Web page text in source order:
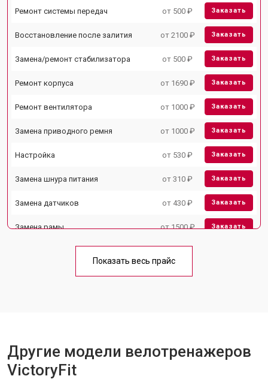
Ремонт системы передач от 500 ₽ Заказать
Восстановление после залития от 2100 ₽ Заказать
Замена/ремонт стабилизатора от 500 ₽ Заказать
Ремонт корпуса от 1690 ₽ Заказать
Ремонт вентилятора от 1000 ₽ Заказать
Замена приводного ремня от 1000 ₽ Заказать
Настройка от 530 ₽ Заказать
Замена шнура питания от 310 ₽ Заказать
Замена датчиков от 430 ₽ Заказать
Замена рамы от 1500 ₽ Заказать
Замена дисплея (экрана) от 1000 ₽
Показать весь прайс
Другие модели велотренажеров
VictoryFit